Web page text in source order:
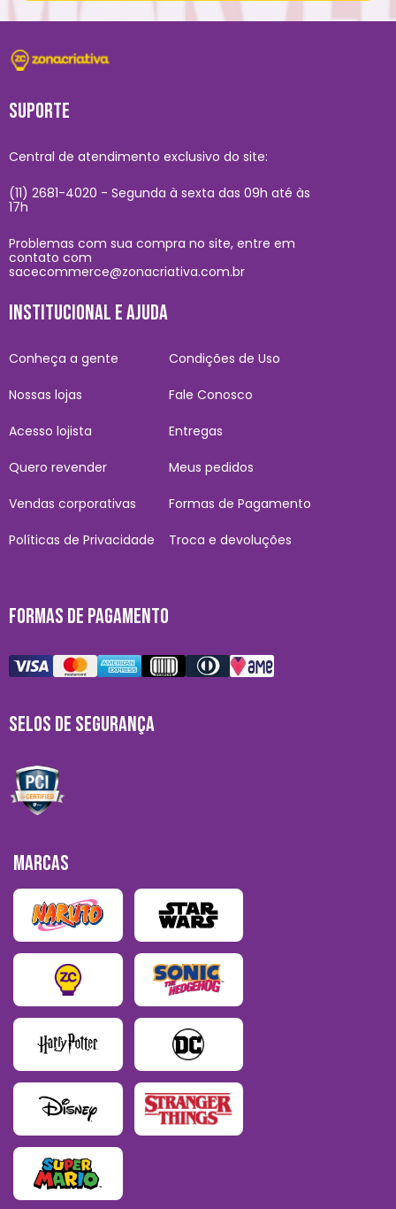
SUPORTE
Central de atendimento exclusivo do site:
(11) 2681-4020 - Segunda à sexta das 09h até às
17h
Problemas com sua compra no site, entre em
contato com
sacecommerce@zonacriativa.com.br
INSTITUCIONAL E AJUDA
Conheça a gente
Nossas lojas
Acesso lojista
Quero revender
Vendas corporativas
Políticas de Privacidade
Condições de Uso
Fale Conosco
Entregas
Meus pedidos
Formas de Pagamento
Troca e devoluções
FORMAS DE PAGAMENTO
SELOS DE SEGURANÇA
MARCAS